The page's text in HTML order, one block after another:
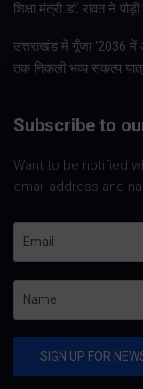
शिक्षा मंत्री डाॅ. रावत ने
उत्तराखंड में गूँजा ‘2036 में
तक निकली भव्य संकल्प
Subscribe to
Want to be notified
email address and